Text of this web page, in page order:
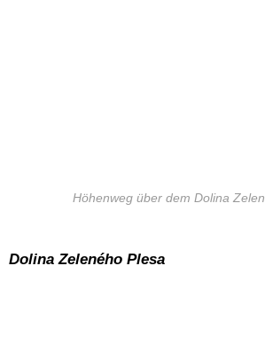
Höhenweg über dem Dolina
Dolina Zeleného Plesa